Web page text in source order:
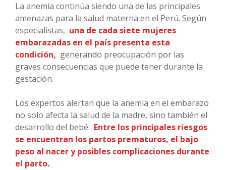
La anemia continúa siendo una de las principales
amenazas para la salud materna en el Perú. Según
especialistas, una de cada siete mujeres
embarazadas en el país presenta esta
condición, generando preocupación por las
graves consecuencias que puede tener durante la
gestación.
Los expertos alertan que la anemia en el embarazo
no solo afecta la salud de la madre, sino también el
desarrollo del bebé. Entre los principales riesgos
se encuentran los partos prematuros, el bajo
peso al nacer y posibles complicaciones durante
el parto.